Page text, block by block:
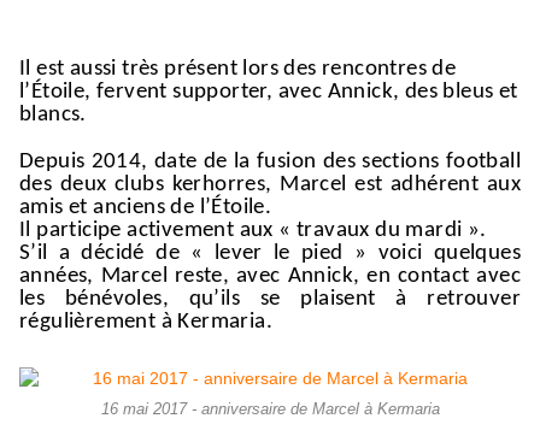
Il est aussi très présent lors des rencontres de
l’Étoile, fervent supporter, avec Annick, des bleus et
blancs.
Depuis 2014, date de la fusion des sections football
des deux clubs kerhorres, Marcel est adhérent aux
amis et anciens de l’Étoile.
Il participe activement aux « travaux du mardi ».
S’il a décidé de « lever le pied » voici quelques
années, Marcel reste,avec Annick, en contact avec
les bénévoles, qu’ils se plaisent à retrouver
régulièrement à Kermaria.
16 mai 2017 - anniversaire de Marcel à Kermaria